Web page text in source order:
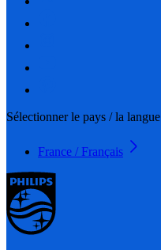
Sélectionner le pays / la langue
France / Français